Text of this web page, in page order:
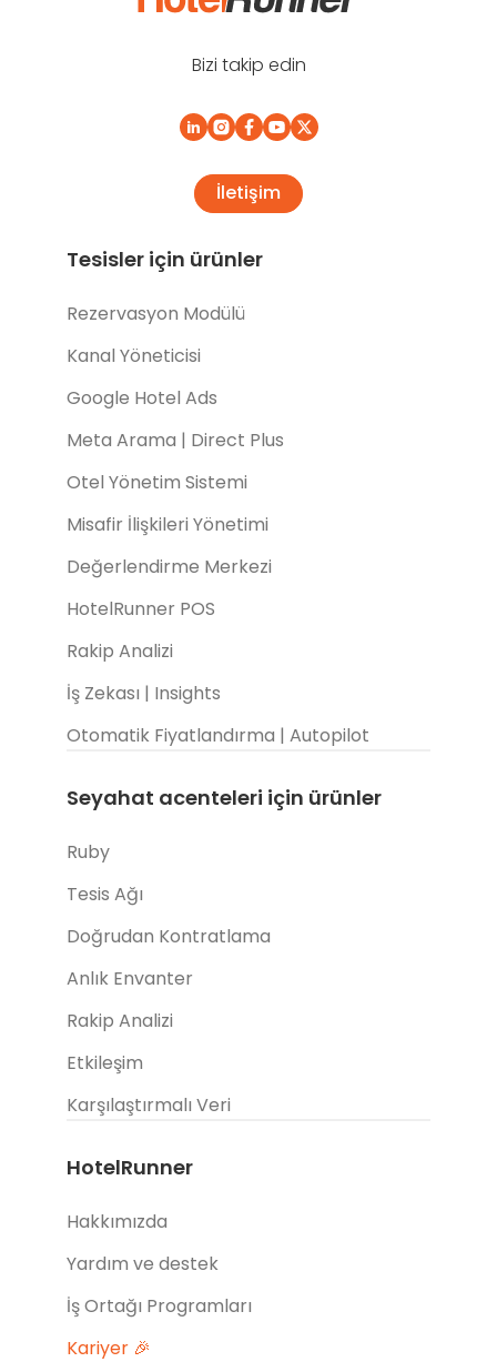
Bizi takip edin
İletişim
Tesisler için ürünler
Rezervasyon Modülü
Kanal Yöneticisi
Google Hotel Ads
Meta Arama | Direct Plus
Otel Yönetim Sistemi
Misafir İlişkileri Yönetimi
Değerlendirme Merkezi
HotelRunner POS
Rakip Analizi
İş Zekası | Insights
Otomatik Fiyatlandırma | Autopilot
Seyahat acenteleri için ürünler
Ruby
Tesis Ağı
Doğrudan Kontratlama
Anlık Envanter
Rakip Analizi
Etkileşim
Karşılaştırmalı Veri
HotelRunner
Hakkımızda
Yardım ve destek
İş Ortağı Programları
Kariyer 🎉